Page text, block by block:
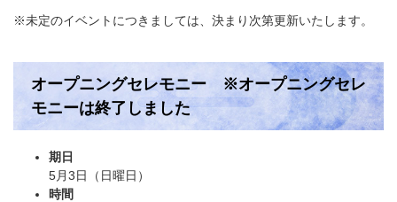
※未定のイベントにつきましては、決まり次第更新いたします。
オープニングセレモニー ※オープニングセレ
モニーは終了しました
期日
5月3日（日曜日）
時間